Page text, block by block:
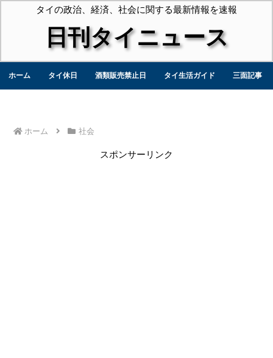
タイの政治、経済、社会に関する最新情報を速報
日刊タイニュース
ホーム タイ休日 酒類販売禁止日 タイ生活ガイド 三面記事
ホーム 社会
スポンサーリンク